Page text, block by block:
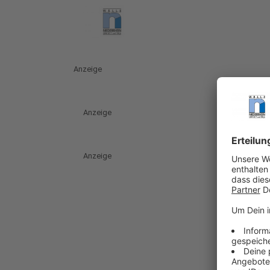
Anzeige
Anzeige
Anzeige